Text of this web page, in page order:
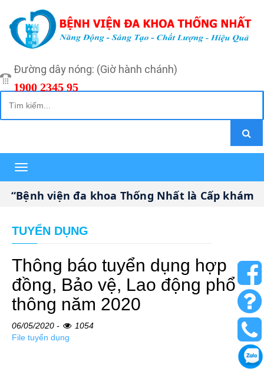
Đường dây nóng: (Giờ hành chánh)
1900 2345 95
Toggle
navigation
viện đa khoa Thống Nhất là Cấp khám
TUYỂN DỤNG
Thông báo tuyển dụng hợp
đồng, Bảo vệ, Lao động phổ
thông năm 2020
06/05/2020 -
1054
File tuyển dụng